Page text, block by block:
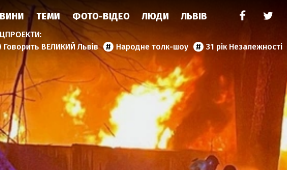
ТЕМИ ФОТО-ВІДЕО ЛЮДИ ЛЬВІВ
Говорить ВЕЛИКИЙ Львів Народне толк-шоу 31 рік Незалежності